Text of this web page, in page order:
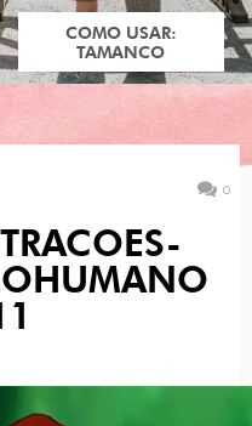
COMO USAR:
TAMANCO
0